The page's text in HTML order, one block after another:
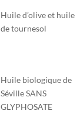
Huile d’olive et huile
de tournesol
Huile biologique de
Séville SANS
GLYPHOSATE